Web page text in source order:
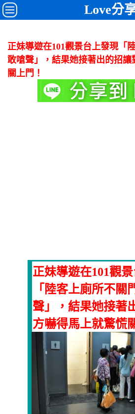
Love分
正妹導遊在101觀景台上發現「
敢嗆聲」，結果她接著出的招讓
關上門！
正妹導遊在101觀
「陸客上廁所不關
聲」，結果她接著
方嚇得馬上就驚慌